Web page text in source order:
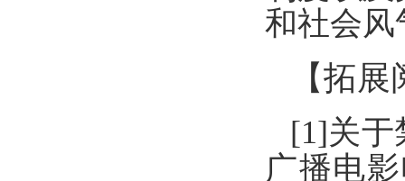
和社会风
【拓展
[1]关于
广播电